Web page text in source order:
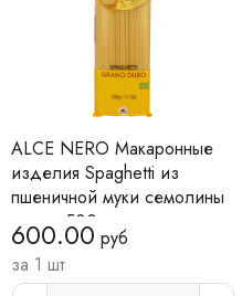
ALCE NERO Макаронные
изделия Spaghetti из
пшеничной муки семолины
дурум 500 г
600.00 руб
за 1 шт